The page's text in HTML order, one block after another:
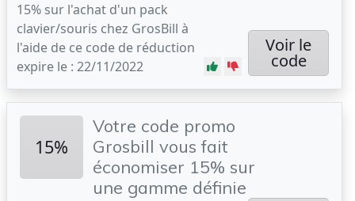
15% sur l'achat d'un pack
clavier/souris chez GrosBill à
l'aide de ce code de réduction
expire le : 22/11/2022
Voir le
code
15%
Votre code promo
Grosbill vous fait
économiser 15% sur
une gamme définie